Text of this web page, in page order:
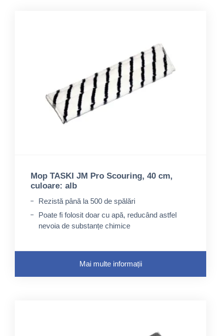
Mop TASKI JM Pro Scouring, 40 cm,
culoare: alb
Rezistă până la 500 de spălări
Poate fi folosit doar cu apă, reducând astfel
nevoia de substanțe chimice
Mai multe informații